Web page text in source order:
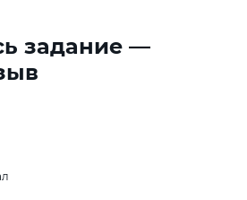
задание —